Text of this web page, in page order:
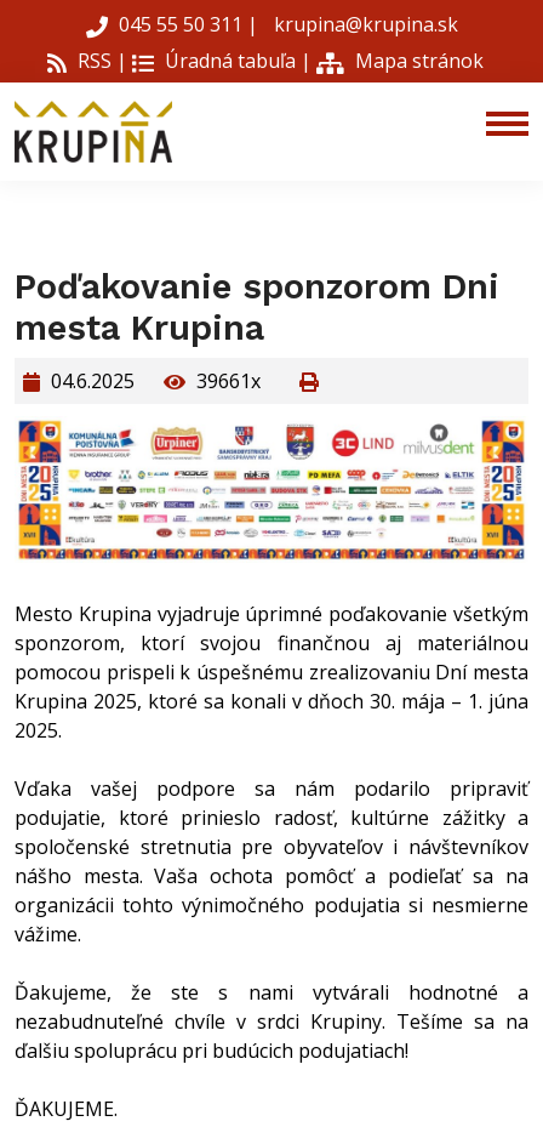
045 55 50 311 |
krupina@krupina.sk
RSS |
Úradná tabuľa | Mapa stránok
Poďakovanie sponzorom Dni
mesta Krupina
04.6.2025 39661x
Mesto Krupina vyjadruje úprimné poďakovanie všetkým
sponzorom, ktorí svojou finančnou aj materiálnou
pomocou prispeli k úspešnému zrealizovaniu Dní mesta
Krupina 2025, ktoré sa konali v dňoch 30. mája – 1. júna
2025.
Vďaka vašej podpore sa nám podarilo pripraviť
podujatie, ktoré prinieslo radosť, kultúrne zážitky a
spoločenské stretnutia pre obyvateľov i návštevníkov
nášho mesta. Vaša ochota pomôcť a podieľať sa na
organizácii tohto výnimočného podujatia si nesmierne
vážime.
Ďakujeme, že ste s nami vytvárali hodnotné a
nezabudnuteľné chvíle v srdci Krupiny. Tešíme sa na
ďalšiu spoluprácu pri budúcich podujatiach!
ĎAKUJEME.